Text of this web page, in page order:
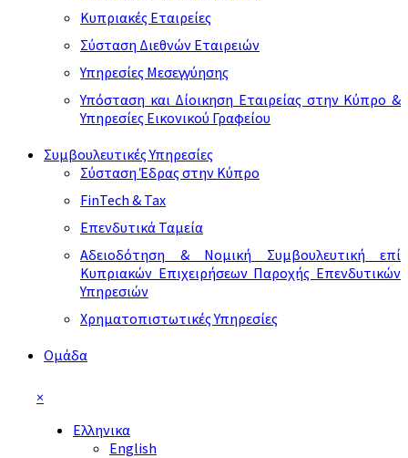
Κυπριακές Εταιρείες
Σύσταση Διεθνών Εταιρειών
Υπηρεσίες Μεσεγγύησης
Υπόσταση και Δίοικηση Εταιρείας στην Κύπρο &
Υπηρεσίες Εικονικού Γραφείου
Συμβουλευτικές Υπηρεσίες
Σύσταση Έδρας στην Κύπρο
FinTech & Tax
Επενδυτικά Ταμεία
Αδειοδότηση & Νομική Συμβουλευτική επί
Κυπριακών Επιχειρήσεων Παροχής Επενδυτικών
Υπηρεσιών
Χρηματοπιστωτικές Υπηρεσίες
Ομάδα
×
Ελληνικα
English